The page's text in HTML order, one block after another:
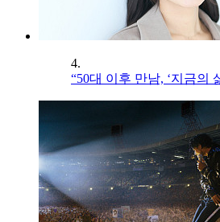
4.
“50대 이후 만남, ‘지금의